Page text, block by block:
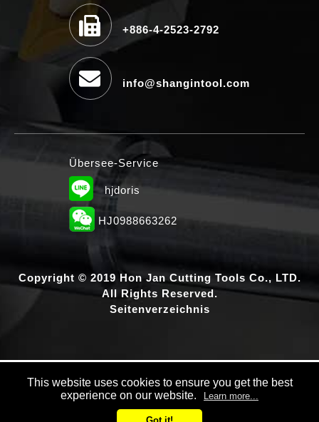
+886-4-2523-2792
info@shangintool.com
Übersee-Service
hjdoris
HJ0988663262
Copyright © 2019 Hon Jan Cutting Tools Co., LTD.
All Rights Reserved.
Seitenverzeichnis
This website uses cookies to ensure you get the best
experience on our website.
Learn more...